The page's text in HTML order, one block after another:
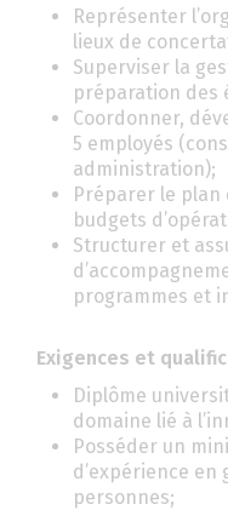
Représenter
lieux de
Superviser la
préparation des
Coordonner,
5 employés
administration);
Préparer le plan
budgets
Structurer et
programmes et
Exigences et
Diplôme
domaine lié à
Posséder un
d’expérience en
personnes;